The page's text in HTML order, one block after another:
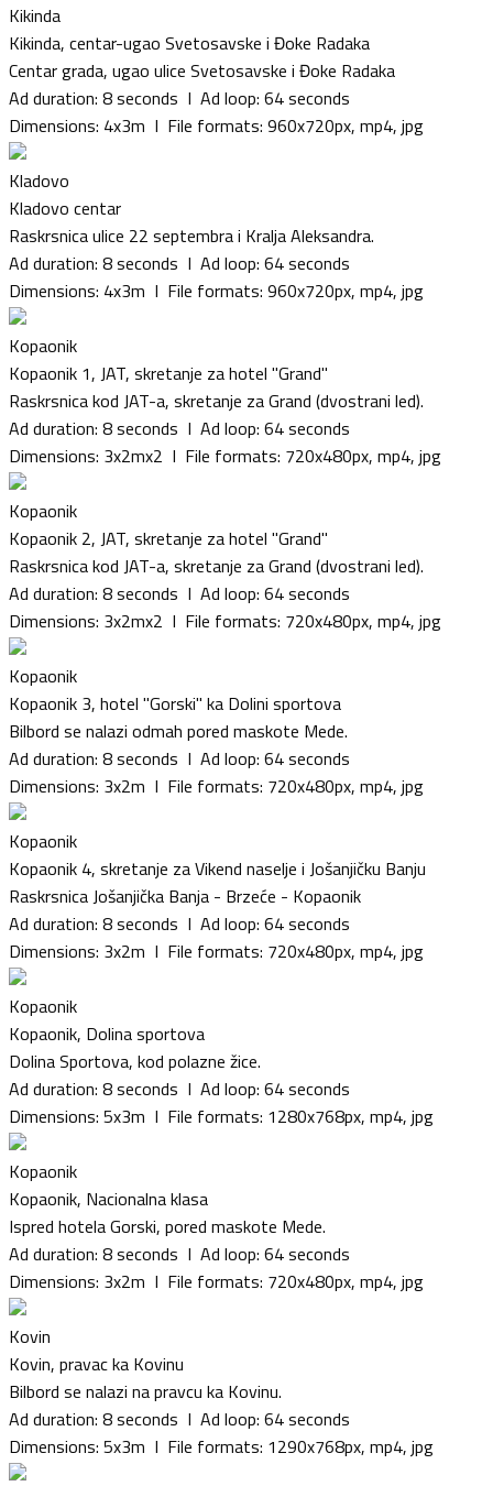
Kikinda
Kikinda, centar-ugao Svetosavske i Đoke Radaka
Centar grada, ugao ulice Svetosavske i Đoke Radaka
Ad duration: 8 seconds I Ad loop: 64 seconds
Dimensions: 4x3m I File formats: 960x720px, mp4, jpg
Kladovo
Kladovo centar
Raskrsnica ulice 22 septembra i Kralja Aleksandra.
Ad duration: 8 seconds I Ad loop: 64 seconds
Dimensions: 4x3m I File formats: 960x720px, mp4, jpg
Kopaonik
Kopaonik 1, JAT, skretanje za hotel "Grand"
Raskrsnica kod JAT-a, skretanje za Grand (dvostrani led).
Ad duration: 8 seconds I Ad loop: 64 seconds
Dimensions: 3x2mx2 I File formats: 720x480px, mp4, jpg
Kopaonik
Kopaonik 2, JAT, skretanje za hotel "Grand"
Raskrsnica kod JAT-a, skretanje za Grand (dvostrani led).
Ad duration: 8 seconds I Ad loop: 64 seconds
Dimensions: 3x2mx2 I File formats: 720x480px, mp4, jpg
Kopaonik
Kopaonik 3, hotel "Gorski" ka Dolini sportova
Bilbord se nalazi odmah pored maskote Mede.
Ad duration: 8 seconds I Ad loop: 64 seconds
Dimensions: 3x2m I File formats: 720x480px, mp4, jpg
Kopaonik
Kopaonik 4, skretanje za Vikend naselje i Jošanjičku Banju
Raskrsnica Jošanjička Banja - Brzeće - Kopaonik
Ad duration: 8 seconds I Ad loop: 64 seconds
Dimensions: 3x2m I File formats: 720x480px, mp4, jpg
Kopaonik
Kopaonik, Dolina sportova
Dolina Sportova, kod polazne žice.
Ad duration: 8 seconds I Ad loop: 64 seconds
Dimensions: 5x3m I File formats: 1280x768px, mp4, jpg
Kopaonik
Kopaonik, Nacionalna klasa
Ispred hotela Gorski, pored maskote Mede.
Ad duration: 8 seconds I Ad loop: 64 seconds
Dimensions: 3x2m I File formats: 720x480px, mp4, jpg
Kovin
Kovin, pravac ka Kovinu
Bilbord se nalazi na pravcu ka Kovinu.
Ad duration: 8 seconds I Ad loop: 64 seconds
Dimensions: 5x3m I File formats: 1290x768px, mp4, jpg